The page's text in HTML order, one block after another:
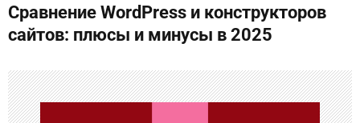
в
и
г
а
Сравнение WordPress и конструкторов
сайтов: плюсы и минусы в 2025